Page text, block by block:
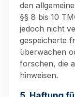
den
§§ 8 bis 10
jedoch nicht
gespeicherte
überwachen
forschen, die
hinweisen.